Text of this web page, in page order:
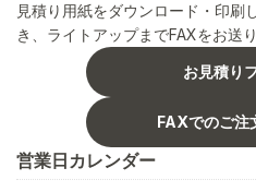
見積り用紙をダウンロード・印刷
き、ライトアップまでFAXをお送
お見積り
FAXでのご注
営業日カレンダー